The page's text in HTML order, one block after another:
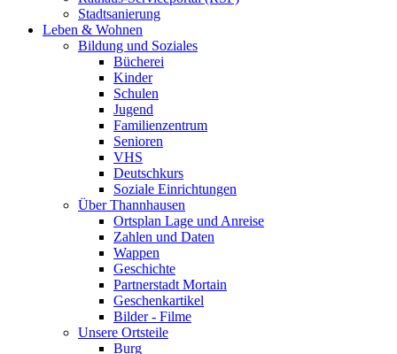
Stadtsanierung
Leben & Wohnen
Bildung und Soziales
Bücherei
Kinder
Schulen
Jugend
Familienzentrum
Senioren
VHS
Deutschkurs
Soziale Einrichtungen
Über Thannhausen
Ortsplan Lage und Anreise
Zahlen und Daten
Wappen
Geschichte
Partnerstadt Mortain
Geschenkartikel
Bilder - Filme
Unsere Ortsteile
Burg